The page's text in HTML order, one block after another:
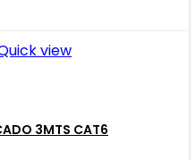
view
3MTS CAT6